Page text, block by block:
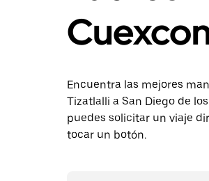
Encuentra las mejores
Tizatlalli a San Diego de
puedes solicitar un viaje
tocar un botón.